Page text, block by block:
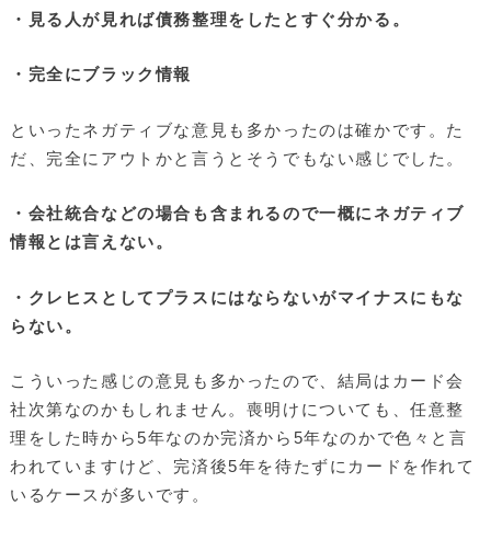
・見る人が見れば債務整理をしたとすぐ分かる。
・完全にブラック情報
といったネガティブな意見も多かったのは確かです。た
だ、完全にアウトかと言うとそうでもない感じでした。
・会社統合などの場合も含まれるので一概にネガティブ
情報とは言えない。
・クレヒスとしてプラスにはならないがマイナスにもな
らない。
こういった感じの意見も多かったので、結局はカード会
社次第なのかもしれません。喪明けについても、任意整
理をした時から5年なのか完済から5年なのかで色々と言
われていますけど、完済後5年を待たずにカードを作れて
いるケースが多いです。